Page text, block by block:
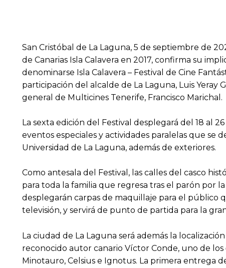
San Cristóbal de La Laguna, 5 de septiembre de
de Canarias Isla Calavera en 2017, confirma su
denominarse Isla Calavera – Festival de Cine
participación del alcalde de La Laguna, Luis
general de Multicines Tenerife, Francisco Marichal.
La sexta edición del Festival desplegará del 18 al
eventos especiales y actividades paralelas que se
Universidad de La Laguna, además de exteriores.
Como antesala del Festival, las calles del casco
para toda la familia que regresa tras el parón por
desplegarán carpas de maquillaje para el público
televisión, y servirá de punto de partida para la
La ciudad de La Laguna será además la
reconocido autor canario Víctor Conde, uno de
Minotauro, Celsius e Ignotus. La primera entrega